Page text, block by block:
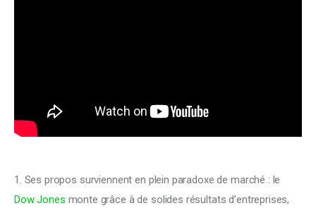
1. Ses propos surviennent en plein paradoxe de marché : le
Dow Jones monte grâce à de solides résultats d’entreprises,